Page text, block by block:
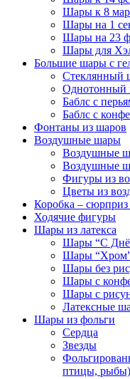
Шары к 8
Шары на 1
Шары на 23
Шары для
Большие шары с
Стеклянный
Однотонный
Баблс с
Баблс с
Фонтаны из шаров
Воздушные шары
Воздушные
Воздушные
Фигуры из
Цветы из
Коробка –
Ходячие фигуры
Шары из латекса
Шары “С
Шары
Шары без
Шары с
Шары с
Латексные
Шары из фольги
Сердца
Звезды
птицы, рыбы)